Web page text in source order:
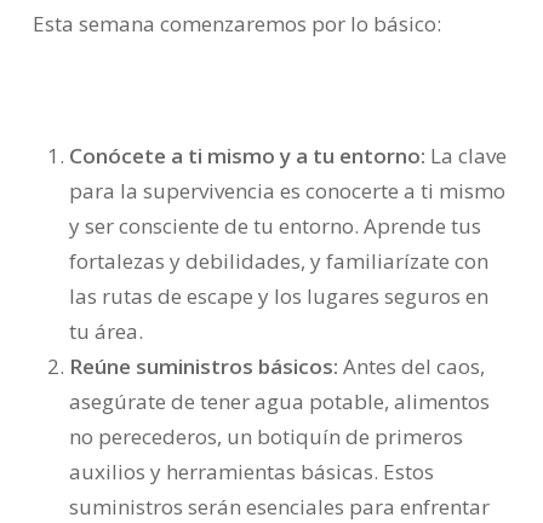
Esta semana comenzaremos por lo básico:
Conócete a ti mismo y a tu entorno: La clave
para la supervivencia es conocerte a ti mismo
y ser consciente de tu entorno. Aprende tus
fortalezas y debilidades, y familiarízate con
las rutas de escape y los lugares seguros en
tu área.
Reúne suministros básicos: Antes del caos,
asegúrate de tener agua potable, alimentos
no perecederos, un botiquín de primeros
auxilios y herramientas básicas. Estos
suministros serán esenciales para enfrentar